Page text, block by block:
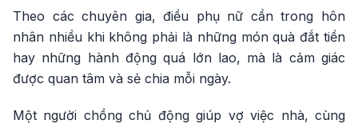
Theo các chuyên gia, điều phụ nữ cần trong hôn
nhân nhiều khi không phải là những món quà đắt tiền
hay những hành động quá lớn lao, mà là cảm giác
được quan tâm và sẻ chia mỗi ngày.
Một người chồng chủ động giúp vợ việc nhà, cùng